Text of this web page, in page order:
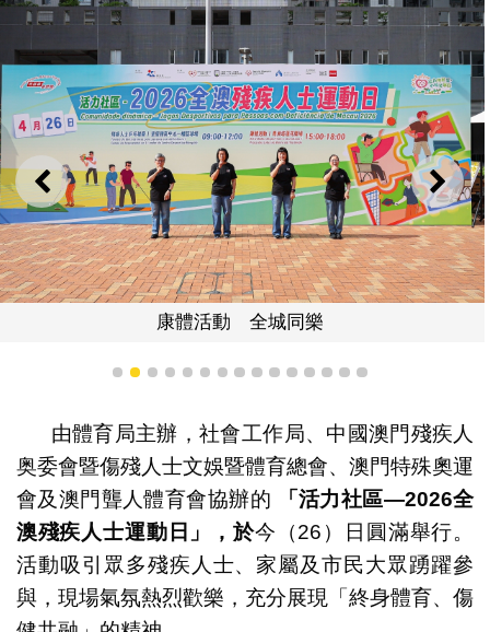
上一則 下一
康體活動 全城同樂
1 2 3 4 5 6 7 8 9 101112131415
由體育局主辦，社會工作局、中國澳門殘疾人
奥委會暨傷殘人士文娛暨體育總會、澳門特殊奧運
會及澳門聾人體育會協辦的
「活力社區—2026全
澳殘疾人士運動日」，於今（26）日圓滿舉行。
活動吸引眾多殘疾人士、家屬及市民大眾踴躍參
與，現場氣氛熱烈歡樂，充分展現「終身體育、傷